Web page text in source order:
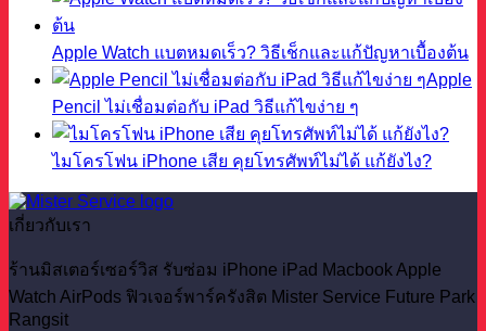
Apple Watch แบตหมดเร็ว? วิธีเช็กและแก้ปัญหาเบื้องต้น
Apple
Pencil ไม่เชื่อมต่อกับ iPad วิธีแก้ไขง่าย ๆ
ไมโครโฟน iPhone เสีย คุยโทรศัพท์ไม่ได้ แก้ยังไง?
เกี่ยวกับเรา
ร้านมิสเตอร์เซอร์วิส รับซ่อม iPhone iPad Macbook Apple
Watch AirPods ฟิวเจอร์พาร์ครังสิต Mister Service Future Park
Rangsit